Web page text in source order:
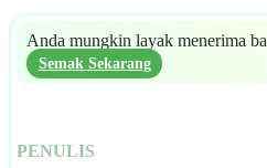
Anda mungkin layak menerima
Semak Sekarang
PENULIS